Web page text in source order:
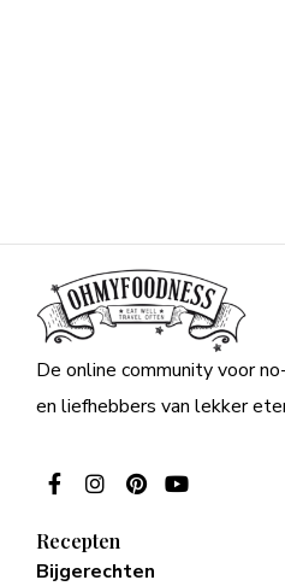
De online community voor
en liefhebbers van lekker
Recepten
Bijgerechten